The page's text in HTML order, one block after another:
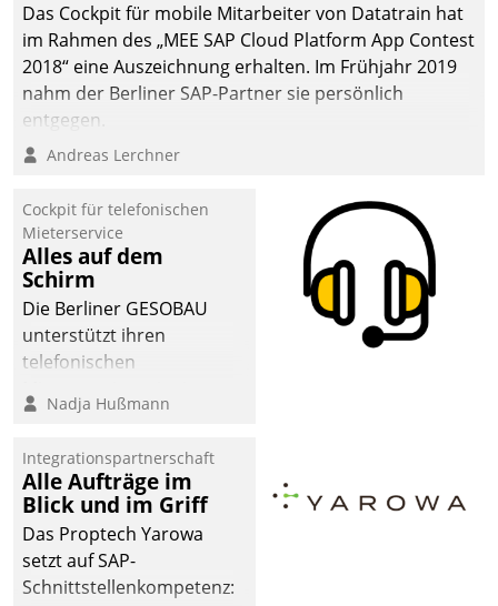
Das Cockpit für mobile Mitarbeiter von Datatrain hat
im Rahmen des „MEE SAP Cloud Platform App Contest
2018“ eine Auszeichnung erhalten. Im Frühjahr 2019
nahm der Berliner SAP-Partner sie persönlich
entgegen.
Andreas Lerchner
Cockpit für telefonischen
Mieterservice
Alles auf dem
Schirm
Die Berliner GESOBAU
unterstützt ihren
telefonischen
digitalen Cockpit, das
passende Fragen und
Schlagworte auswirft.
Eine intuitive
Dialogführung ermöglicht
dem externen
Nadja Hußmann
Integrationspartnerschaft
Alle Aufträge im
Blick und im Griff
Das Proptech Yarowa
setzt auf SAP-
Schnittstellenkompetenz: